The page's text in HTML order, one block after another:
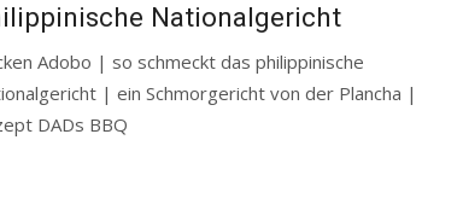
Nationalgericht
Adobo | so schmeckt das philippinische
| ein Schmorgericht von der Plancha |
DADs BBQ